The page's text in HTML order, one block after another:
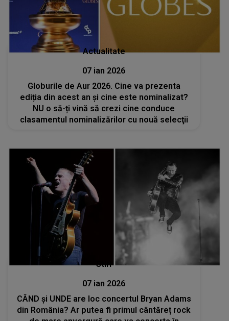
Actualitate
07 ian 2026
Globurile de Aur 2026. Cine va prezenta
ediția din acest an și cine este nominalizat?
NU o să-ți vină să crezi cine conduce
clasamentul nominalizărilor cu nouă selecţii
Stiri
07 ian 2026
CÂND și UNDE are loc concertul Bryan Adams
din România? Ar putea fi primul cântăreț rock